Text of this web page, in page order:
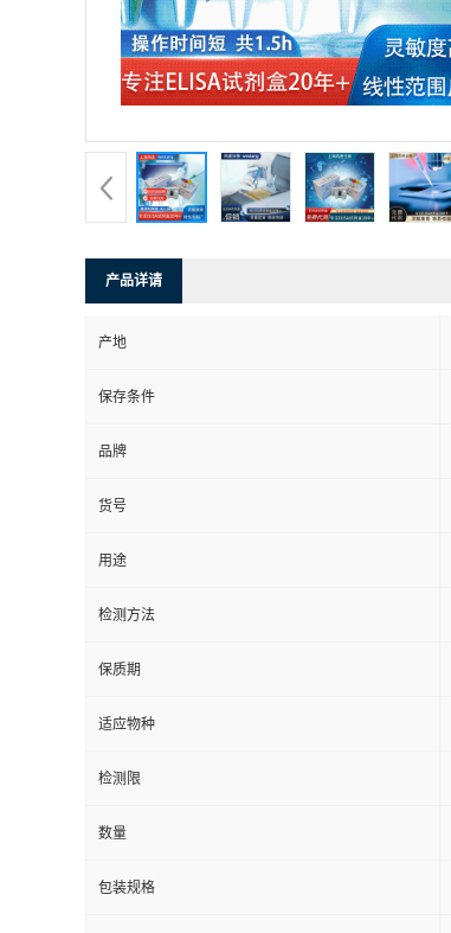
产品详请
产地
保存条件
品牌
货号
用途
检测方法
保质期
适应物种
检测限
数量
包装规格